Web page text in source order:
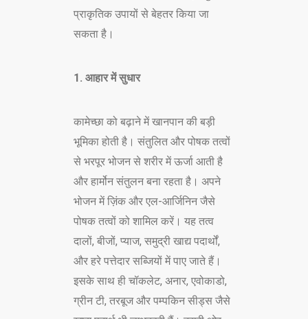
प्राकृतिक उपायों से बेहतर किया जा
सकता है।
1. आहार में सुधार
कामेच्छा को बढ़ाने में खानपान की बड़ी
भूमिका होती है। संतुलित और पोषक तत्वों
से भरपूर भोजन से शरीर में ऊर्जा आती है
और हार्मोन संतुलन बना रहता है। अपने
भोजन में ज़िंक और एल-आर्जिनिन जैसे
पोषक तत्वों को शामिल करें। यह तत्व
दालों, बीजों, प्याज, समुद्री खाद्य पदार्थों,
और हरे पत्तेदार सब्जियों में पाए जाते हैं।
इसके साथ ही चॉकलेट, अनार, एवोकाडो,
ग्रीन टी, तरबूज और पम्पकिन सीड्स जैसे